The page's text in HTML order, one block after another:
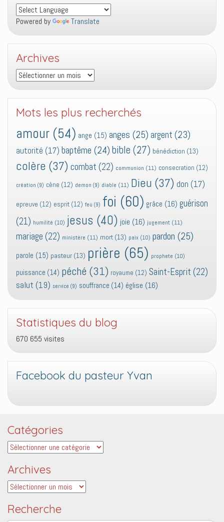
Powered by Translate
Archives
Archives
Mots les plus recherchés
amour (54) ange (15) anges (25) argent (23)
autorité (17) baptême (24) bible (27) bénédiction (13)
colère (37) combat (22) communion (11) consecration (12)
création (9) cène (12) demon (9) diable (11) Dieu (37) don (17)
epreuve (12) esprit (12) feu (9) foi (60) grâce (16) guérison
(21) humilité (10) jesus (40) joie (16) jugement (11)
mariage (22) ministère (11) mort (13) paix (10) pardon (25)
parole (15) pasteur (13) prière (65) prophete (10)
puissance (14) péché (31) royaume (12) Saint-Esprit (22)
salut (19) service (9) souffrance (14) église (16)
Statistiques du blog
670 655 visites
Facebook du pasteur Yvan
Catégories
Catégories
Archives
Archives
Recherche